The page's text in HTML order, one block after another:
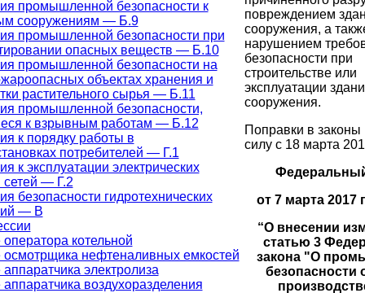
промышленной безопасности к
сооружениям — Б.9
промышленной безопасности при
опасных веществ — Б.10
промышленной безопасности на
объектах хранения и
растительного сырья — Б.11
промышленной безопасности,
к взрывным работам — Б.12
к порядку работы в
потребителей — Г.1
к эксплуатации электрических
сетей — Г.2
безопасности гидротехнических
— В
котельной
нефтеналивных емкостей
электролиза
воздухоразделения
повреждением
сооружения, а
нарушением
безопасности при
строительстве или
эксплуатации
сооружения.
Поправки в законы
силу с 18 марта
от 7 марта 2017
“О внесении
статью 3
закона "О
безопасности